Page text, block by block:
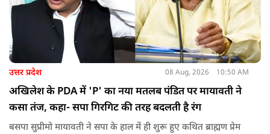
उत्तर प्रदेश 08 Aug, 2026 10:50 AM
अखिलेश के PDA में 'P' का नया मतलब पंडित पर मायावती ने
कसा तंज, कहा- सपा गिरगिट की तरह बदलती है रंग
बसपा सुप्रीमो मायावती ने सपा के हाल में ही शुरू हुए कथित ब्राह्मण प्रेम